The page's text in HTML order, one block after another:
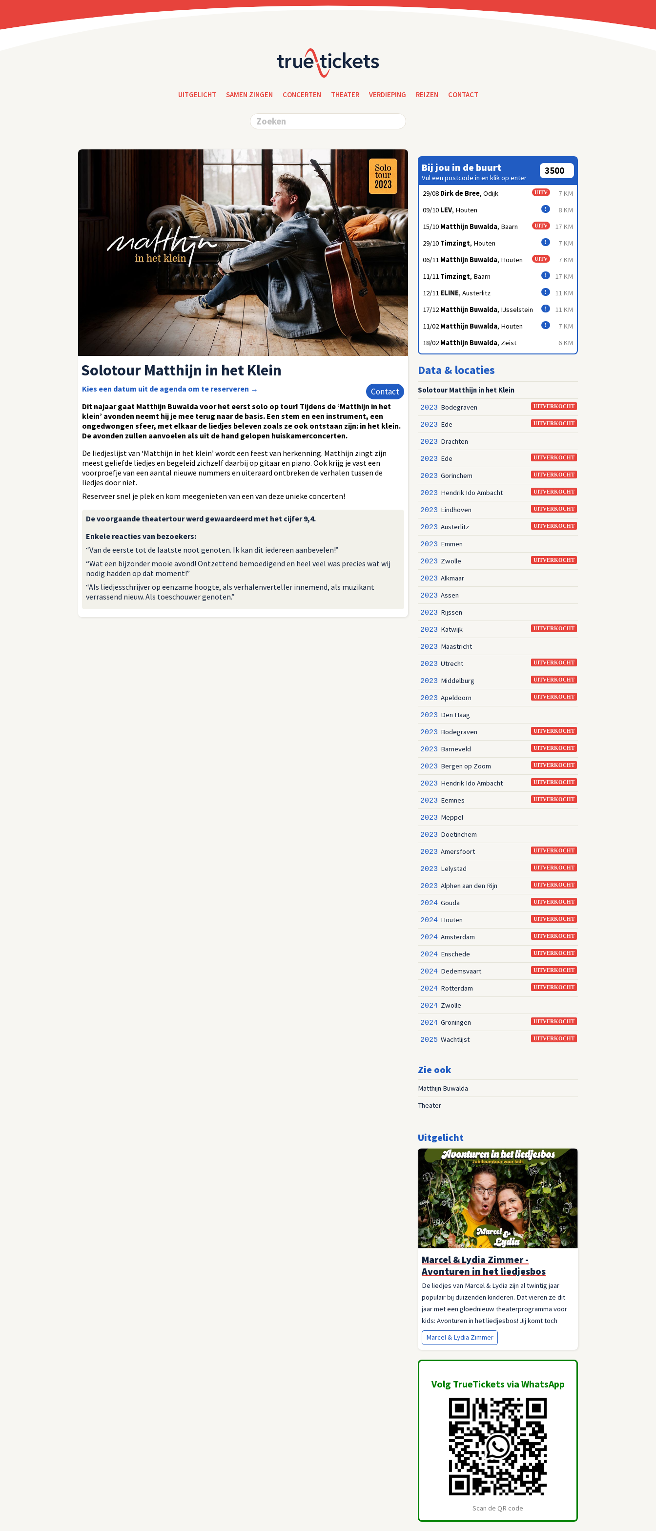
UITGELICHT SAMEN ZINGEN CONCERTEN THEATER VERDIEPING REIZEN CONTACT
Solotour Matthijn in het Klein
Contact
Kies een datum uit de agenda om te reserveren →
Dit najaar gaat Matthijn Buwalda voor het eerst solo op tour! Tijdens de ‘Matthijn in het
klein’ avonden neemt hij je mee terug naar de basis. Een stem en een instrument, een
ongedwongen sfeer, met elkaar de liedjes beleven zoals ze ook ontstaan zijn: in het klein.
De avonden zullen aanvoelen als uit de hand gelopen huiskamerconcerten.
De liedjeslijst van ‘Matthijn in het klein’ wordt een feest van herkenning. Matthijn zingt zijn
meest geliefde liedjes en begeleid zichzelf daarbij op gitaar en piano. Ook krijg je vast een
voorproefje van een aantal nieuwe nummers en uiteraard ontbreken de verhalen tussen de
liedjes door niet.
Reserveer snel je plek en kom meegenieten van een van deze unieke concerten!
De voorgaande theatertour werd gewaardeerd met het cijfer 9,4.
Enkele reacties van bezoekers:
“Van de eerste tot de laatste noot genoten. Ik kan dit iedereen aanbevelen!”
“Wat een bijzonder mooie avond! Ontzettend bemoedigend en heel veel was precies wat wij
nodig hadden op dat moment!”
“Als liedjesschrijver op eenzame hoogte, als verhalenverteller innemend, als muzikant
verrassend nieuw. Als toeschouwer genoten.”
Bij jou in de buurt
Vul een postcode in en klik op enter
7 KM
UITV
29/08 Dirk de Bree, Odijk
8 KM
!
09/10 LEV, Houten
17 KM
UITV
15/10 Matthijn Buwalda, Baarn
7 KM
!
29/10 Timzingt, Houten
7 KM
UITV
06/11 Matthijn Buwalda, Houten
17 KM
!
11/11 Timzingt, Baarn
11 KM
!
12/11 ELINE, Austerlitz
11 KM
!
17/12 Matthijn Buwalda, IJsselstein
7 KM
!
11/02 Matthijn Buwalda, Houten
6 KM
18/02 Matthijn Buwalda, Zeist
Data & locaties
Solotour Matthijn in het Klein
UITVERKOCHT
2023 Bodegraven
UITVERKOCHT
2023 Ede
2023 Drachten
UITVERKOCHT
2023 Ede
UITVERKOCHT
2023 Gorinchem
UITVERKOCHT
2023 Hendrik Ido Ambacht
UITVERKOCHT
2023 Eindhoven
UITVERKOCHT
2023 Austerlitz
2023 Emmen
UITVERKOCHT
2023 Zwolle
2023 Alkmaar
2023 Assen
2023 Rijssen
UITVERKOCHT
2023 Katwijk
2023 Maastricht
UITVERKOCHT
2023 Utrecht
UITVERKOCHT
2023 Middelburg
UITVERKOCHT
2023 Apeldoorn
2023 Den Haag
UITVERKOCHT
2023 Bodegraven
UITVERKOCHT
2023 Barneveld
UITVERKOCHT
2023 Bergen op Zoom
UITVERKOCHT
2023 Hendrik Ido Ambacht
UITVERKOCHT
2023 Eemnes
2023 Meppel
2023 Doetinchem
UITVERKOCHT
2023 Amersfoort
UITVERKOCHT
2023 Lelystad
UITVERKOCHT
2023 Alphen aan den Rijn
UITVERKOCHT
2024 Gouda
UITVERKOCHT
2024 Houten
UITVERKOCHT
2024 Amsterdam
UITVERKOCHT
2024 Enschede
UITVERKOCHT
2024 Dedemsvaart
UITVERKOCHT
2024 Rotterdam
2024 Zwolle
UITVERKOCHT
2024 Groningen
UITVERKOCHT
2025 Wachtlijst
Zie ook
Matthijn Buwalda
Theater
Uitgelicht
Marcel & Lydia Zimmer -
Avonturen in het liedjesbos
De liedjes van Marcel & Lydia zijn al twintig jaar
populair bij duizenden kinderen. Dat vieren ze dit
jaar met een gloednieuw theaterprogramma voor
kids: Avonturen in het liedjesbos! Jij komt toch
ook!?
Marcel & Lydia Zimmer
Volg TrueTickets via WhatsApp
Scan de QR code